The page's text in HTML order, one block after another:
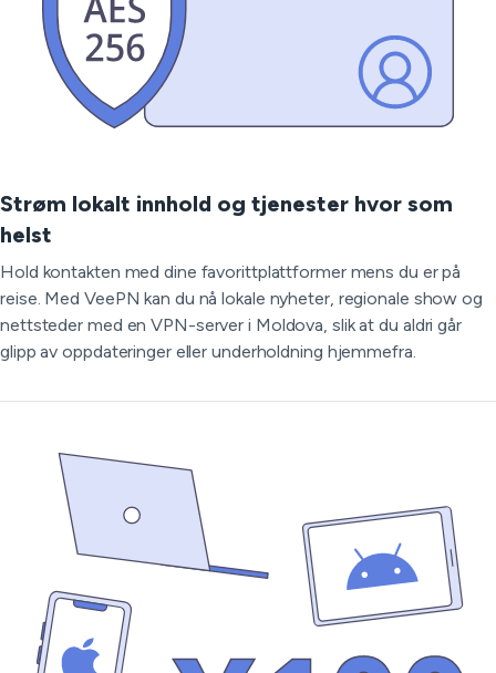
Strøm lokalt innhold og tjenester hvor som
helst
Hold kontakten med dine favorittplattformer mens du er på
reise. Med VeePN kan du nå lokale nyheter, regionale show og
nettsteder med en VPN-server i Moldova, slik at du aldri går
glipp av oppdateringer eller underholdning hjemmefra.